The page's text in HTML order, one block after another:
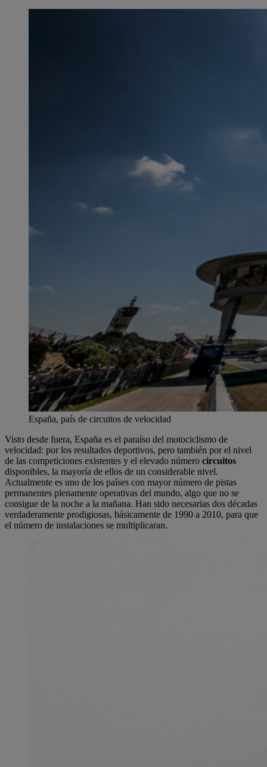
España, país de circuitos de velocidad
Visto desde fuera, España es el paraíso del motociclismo de
velocidad: por los resultados deportivos, pero también por el nivel
de las competiciones existentes y el elevado número circuitos
disponibles, la mayoría de ellos de un considerable nivel.
Actualmente es uno de los países con mayor número de pistas
permanentes plenamente operativas del mundo, algo que no se
consigue de la noche a la mañana. Han sido necesarias dos décadas
verdaderamente prodigiosas, básicamente de 1990 a 2010, para que
el número de instalaciones se multiplicaran.